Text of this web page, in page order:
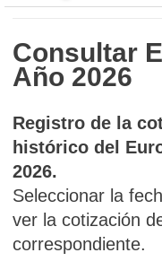
Consultar
Año 2026
Registro de la
histórico del
2026.
Seleccionar la
ver la cotización
correspondiente.